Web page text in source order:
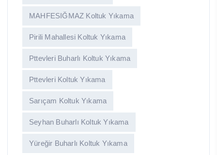
MAHFESIĞMAZ Koltuk Yıkama
Pirili Mahallesi Koltuk Yıkama
Pttevleri Buharlı Koltuk Yıkama
Pttevleri Koltuk Yıkama
Sarıçam Koltuk Yıkama
Seyhan Buharlı Koltuk Yıkama
Yüreğir Buharlı Koltuk Yıkama